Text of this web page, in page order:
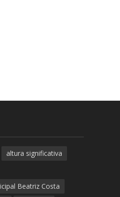
altura significativa
Beatriz Costa